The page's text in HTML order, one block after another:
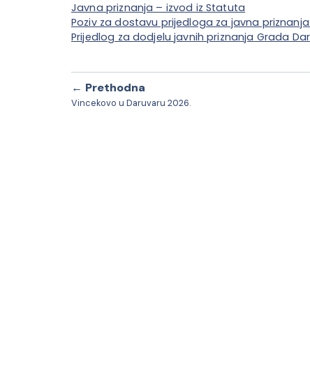
Javna priznanja – izvod iz Statuta
Poziv za dostavu prijedloga za javna priznanja
Prijedlog za dodjelu javnih priznanja Grada
← Prethodna
Vincekovo u Daruvaru 2026.